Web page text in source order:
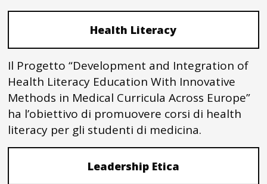
Health Literacy
Il Progetto “Development and Integration of
Health Literacy Education With Innovative
Methods in Medical Curricula Across Europe”
ha l’obiettivo di promuovere corsi di health
literacy per gli studenti di medicina.
Leadership Etica